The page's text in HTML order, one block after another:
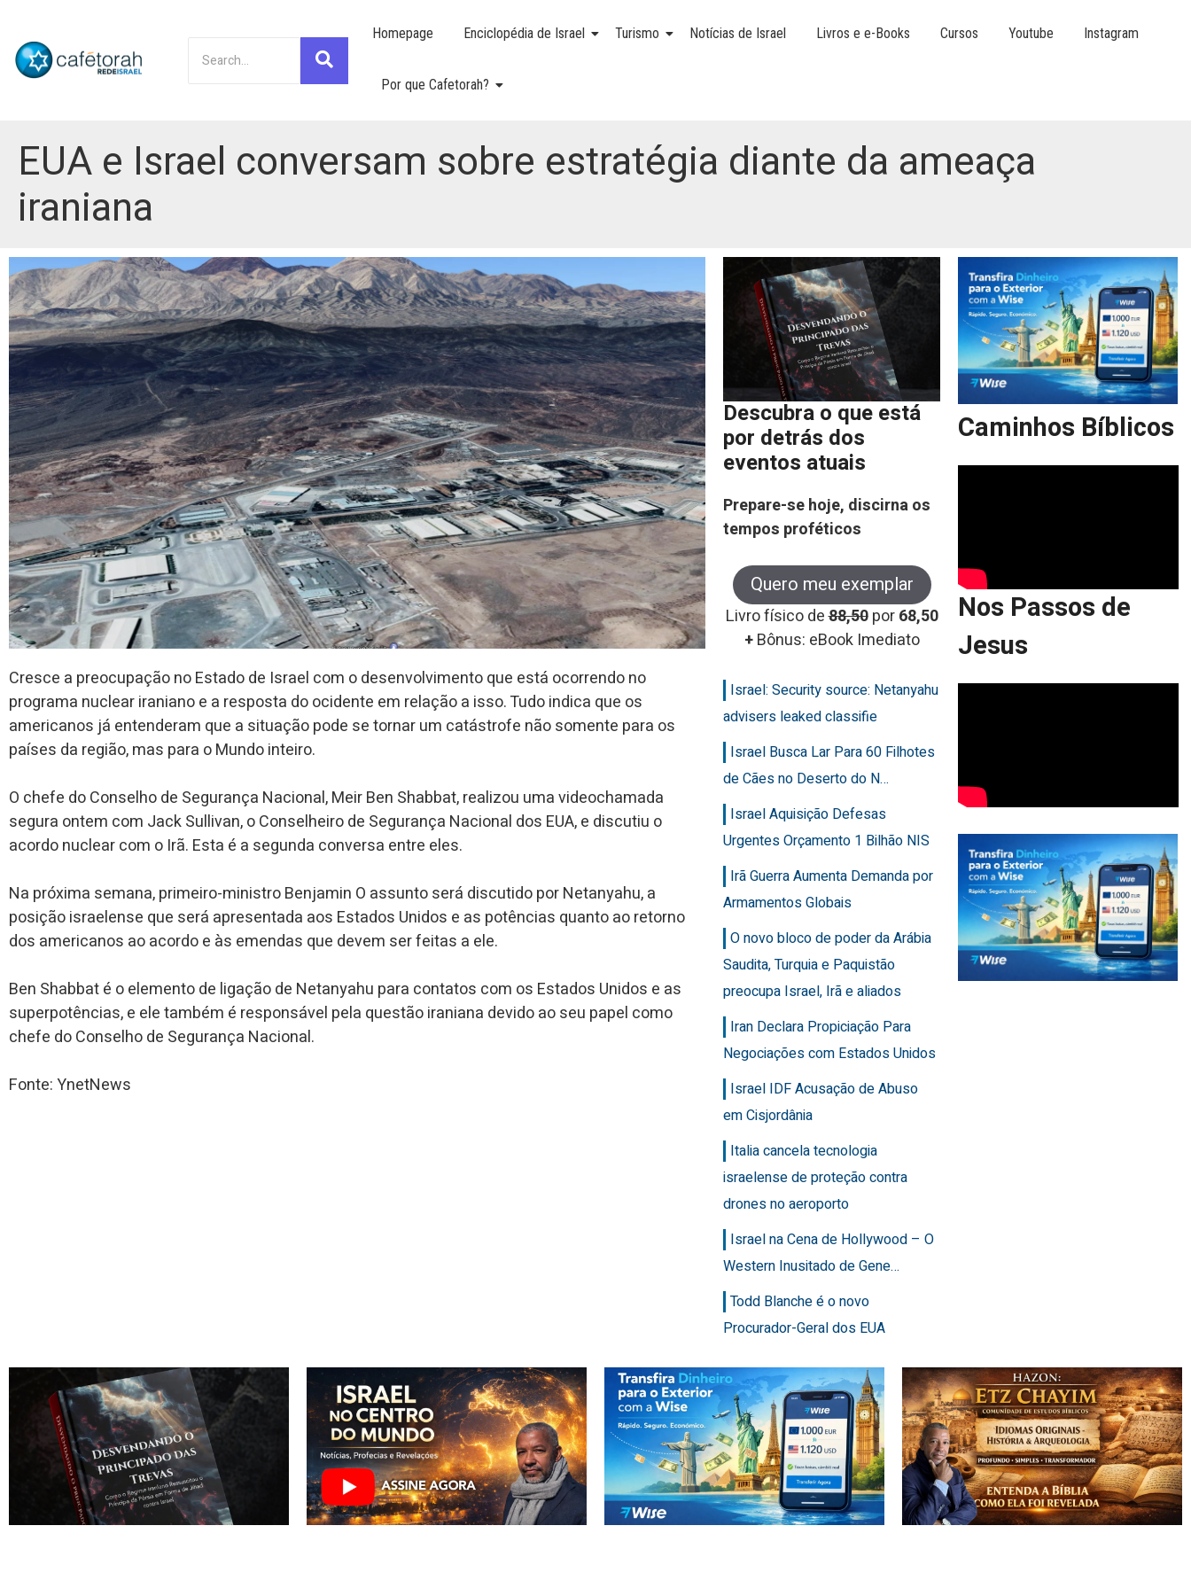
Homepage Enciclopédia de Israel Turismo Notícias de Israel Livros e e-Books Cursos Youtube Instagram
Por que Cafetorah?
EUA e Israel conversam sobre estratégia diante da ameaça
iraniana
Cresce a preocupação no Estado de Israel com o desenvolvimento que está ocorrendo no
programa nuclear iraniano e a resposta do ocidente em relação a isso. Tudo indica que os
americanos já entenderam que a situação pode se tornar um catástrofe não somente para os
países da região, mas para o Mundo inteiro.
O chefe do Conselho de Segurança Nacional, Meir Ben Shabbat, realizou uma videochamada
segura ontem com Jack Sullivan, o Conselheiro de Segurança Nacional dos EUA, e discutiu o
acordo nuclear com o Irã. Esta é a segunda conversa entre eles.
Na próxima semana, primeiro-ministro Benjamin O assunto será discutido por Netanyahu, a
posição israelense que será apresentada aos Estados Unidos e as potências quanto ao retorno
dos americanos ao acordo e às emendas que devem ser feitas a ele.
Ben Shabbat é o elemento de ligação de Netanyahu para contatos com os Estados Unidos e as
superpotências, e ele também é responsável pela questão iraniana devido ao seu papel como
chefe do Conselho de Segurança Nacional.
Fonte: YnetNews
Descubra o que está
por detrás dos
eventos atuais
Prepare-se hoje, discirna os
tempos proféticos
Quero meu exemplar
Livro físico de88,50 por68,50
+Bônus: eBook Imediato
Israel: Security source: Netanyahu
advisers leaked classifie
Israel Busca Lar Para 60 Filhotes
de Cães no Deserto do N…
Israel Aquisição Defesas
Urgentes Orçamento 1 Bilhão NIS
Irã Guerra Aumenta Demanda por
Armamentos Globais
O novo bloco de poder da Arábia
Saudita, Turquia e Paquistão
preocupa Israel, Irã e aliados
Iran Declara Propiciação Para
Negociações com Estados Unidos
Israel IDF Acusação de Abuso
em Cisjordânia
Italia cancela tecnologia
israelense de proteção contra
drones no aeroporto
Israel na Cena de Hollywood – O
Western Inusitado de Gene…
Todd Blanche é o novo
Procurador-Geral dos EUA
Caminhos Bíblicos
Nos Passos de
Jesus